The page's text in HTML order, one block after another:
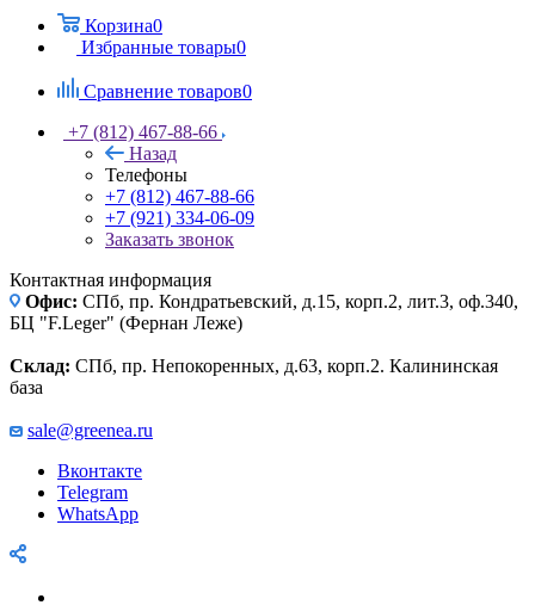
Корзина0
Избранные товары0
Сравнение товаров0
+7 (812) 467-88-66
Назад
Телефоны
+7 (812) 467-88-66
+7 (921) 334-06-09
Заказать звонок
Контактная информация
Офис: СПб, пр. Кондратьевский, д.15, корп.2, лит.3, оф.340,
БЦ "F.Leger" (Фернан Леже)
Склад: СПб, пр. Непокоренных, д.63, корп.2. Калининская
база
sale@greenea.ru
Вконтакте
Telegram
WhatsApp